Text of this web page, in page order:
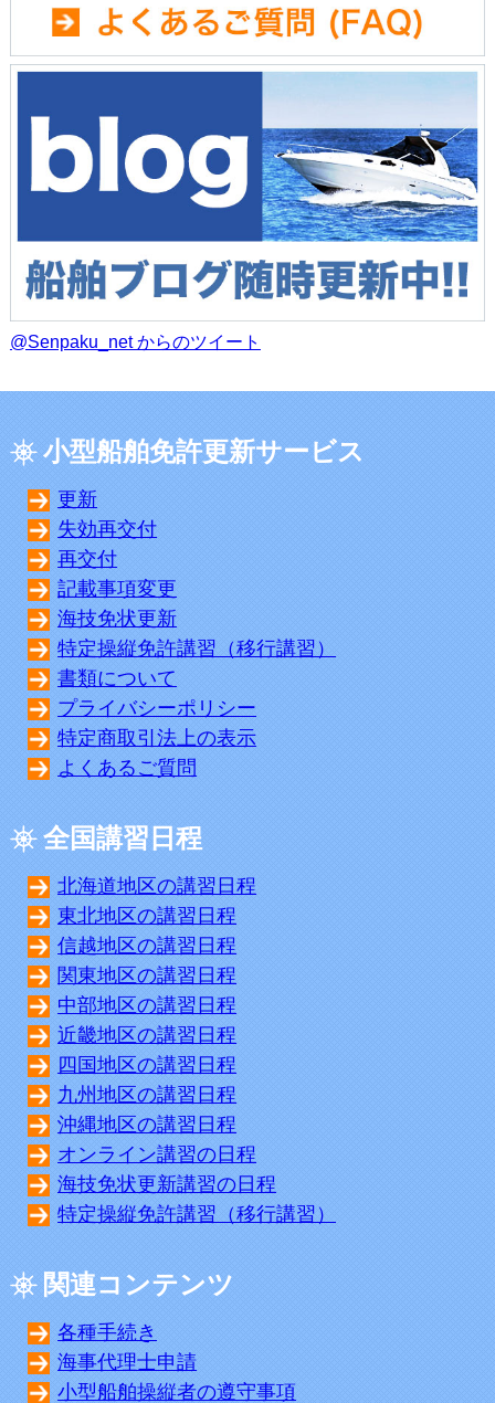
@Senpaku_net からのツイート
小型船舶免許更新サービス
更新
失効再交付
再交付
記載事項変更
海技免状更新
特定操縦免許講習（移行講習）
書類について
プライバシーポリシー
特定商取引法上の表示
よくあるご質問
全国講習日程
北海道地区の講習日程
東北地区の講習日程
信越地区の講習日程
関東地区の講習日程
中部地区の講習日程
近畿地区の講習日程
四国地区の講習日程
九州地区の講習日程
沖縄地区の講習日程
オンライン講習の日程
海技免状更新講習の日程
特定操縦免許講習（移行講習）
関連コンテンツ
各種手続き
海事代理士申請
小型船舶操縦者の遵守事項